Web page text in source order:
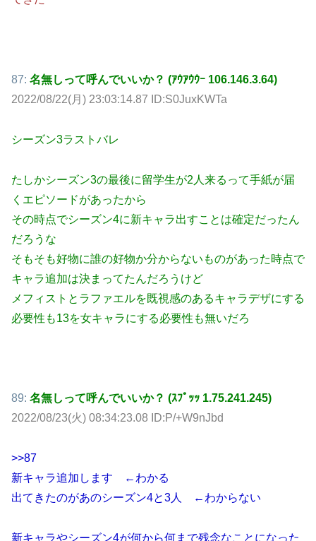
87: 名無しって呼んでいいか？ (ｱｳｱｳｳｰ 106.146.3.64)
2022/08/22(月) 23:03:14.87 ID:S0JuxKWTa
シーズン3ラストバレ
たしかシーズン3の最後に留学生が2人来るって手紙が届
くエピソードがあったから
その時点でシーズン4に新キャラ出すことは確定だったん
だろうな
そもそも好物に誰の好物か分からないものがあった時点で
キャラ追加は決まってたんだろうけど
メフィストとラファエルを既視感のあるキャラデザにする
必要性も13を女キャラにする必要性も無いだろ
89: 名無しって呼んでいいか？ (ｽﾌﾟｯｯ 1.75.241.245)
2022/08/23(火) 08:34:23.08 ID:P/+W9nJbd
>>87
新キャラ追加します ←わかる
出てきたのがあのシーズン4と3人 ←わからない
新キャラやシーズン4が何から何まで残念なことになった